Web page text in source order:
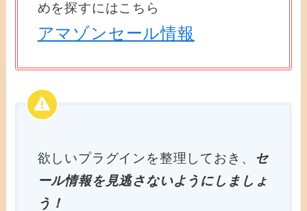
めを探すにはこちら
アマゾンセール情報
欲しいプラグインを整理しておき、
セ
ール情報を見逃さないようにしましょ
う！